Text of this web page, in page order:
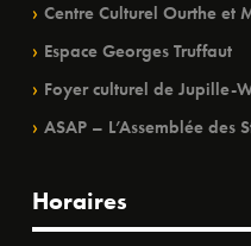
Centre Culturel Ourthe et
Espace Georges Truffaut
Foyer culturel de Jupille-
ASAP – L’Assemblée des
Horaires